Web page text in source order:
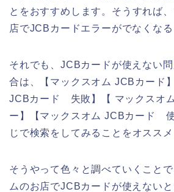
とをおすすめします。そうすれば
店でJCBカードエラーがでなくなる
それでも、JCBカードが使えない
合は、【マックスオム JCBカード
JCBカード 失敗】【 マックスオ
ー】【マックスオム JCBカード
じで検索をしてみることをオススメ
そうやって色々と調べていくこと
ムのお店でJCBカードが使えない